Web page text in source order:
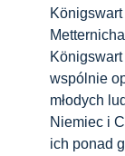
wspólnie
młodych
Niemiec i
ich ponad